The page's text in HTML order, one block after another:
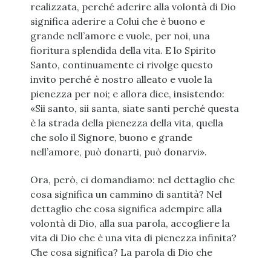
realizzata, perché aderire alla volontà di Dio
significa aderire a Colui che è buono e
grande nell’amore e vuole, per noi, una
fioritura splendida della vita. E lo Spirito
Santo, continuamente ci rivolge questo
invito perché è nostro alleato e vuole la
pienezza per noi; e allora dice, insistendo:
«Sii santo, sii santa, siate santi perché questa
è la strada della pienezza della vita, quella
che solo il Signore, buono e grande
nell’amore, può donarti, può donarvi».
Ora, però, ci domandiamo: nel dettaglio che
cosa significa un cammino di santità? Nel
dettaglio che cosa significa adempire alla
volontà di Dio, alla sua parola, accogliere la
vita di Dio che è una vita di pienezza infinita?
Che cosa significa? La parola di Dio che